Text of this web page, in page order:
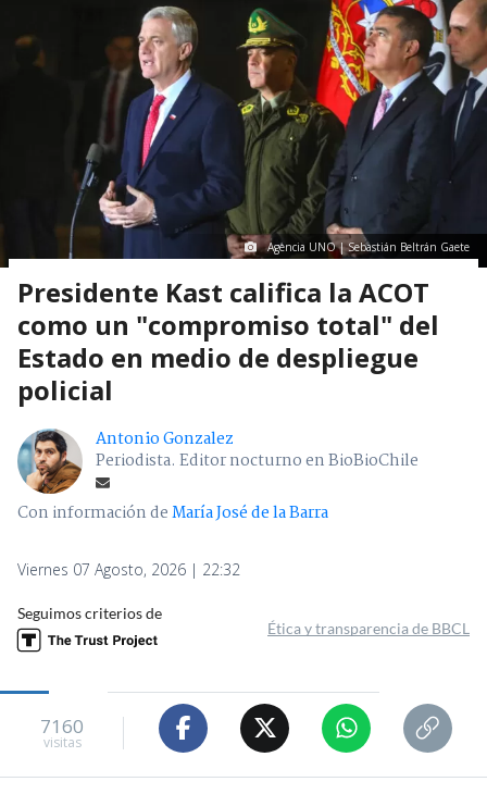
Agencia UNO | Sebastián Beltrán Gaete
Presidente Kast califica la ACOT
como un "compromiso total" del
Estado en medio de despliegue
policial
Antonio Gonzalez
Periodista. Editor nocturno en BioBioChile
Con información deMaría José de la Barra
Viernes 07 Agosto, 2026 | 22:32
Seguimos criterios de
Ética y transparencia de BBCL
7160
visitas